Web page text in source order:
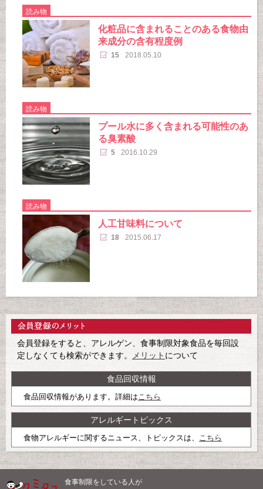
読み物
化粧品に含まれることのある食物由
来成分の含有程度例
15 2018.05.10
読み物
プール水に多く含まれる可能性のあ
る臭素酸
5 2016.10.29
読み物
人工甘味料について
18 2015.06.17
会員登録をすると、アレルゲン、食事制限対象食品を毎回設
定しなくても検索ができます。
メリット について
食品回収情報
食品回収情報があります。詳細はこちら
アレルギートピックス
食物アレルギーに関するニュース、トピックスは、 こちら
食事制限をしている人が